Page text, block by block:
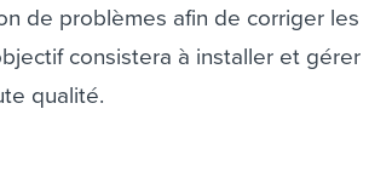
de problèmes afin de corriger les
consistera à installer et gérer
qualité.